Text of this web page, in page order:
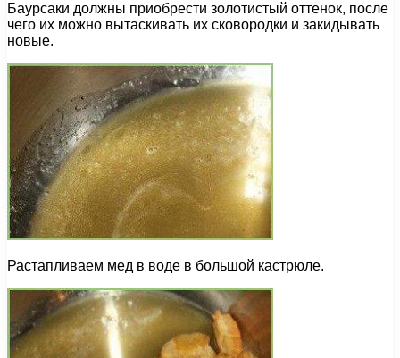
Баурсаки должны приобрести золотистый оттенок, после
чего их можно вытаскивать их сковородки и закидывать
новые.
Растапливаем мед в воде в большой кастрюле.